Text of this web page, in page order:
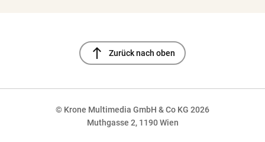
north Zurück nach oben
© Krone Multimedia GmbH & Co KG 2026
Muthgasse 2, 1190 Wien